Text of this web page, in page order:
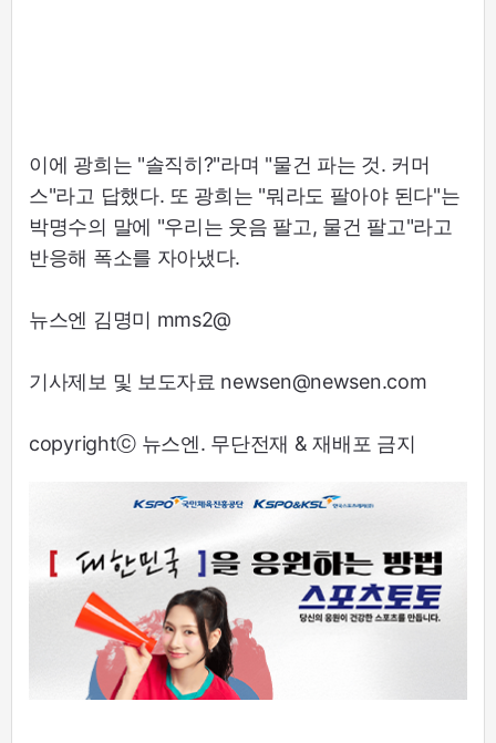
이에 광희는 "솔직히?"라며 "물건 파는 것. 커머
스"라고 답했다. 또 광희는 "뭐라도 팔아야 된다"는
박명수의 말에 "우리는 웃음 팔고, 물건 팔고"라고
반응해 폭소를 자아냈다.
뉴스엔 김명미 mms2@
기사제보 및 보도자료 newsen@newsen.com
copyrightⓒ 뉴스엔. 무단전재 & 재배포 금지